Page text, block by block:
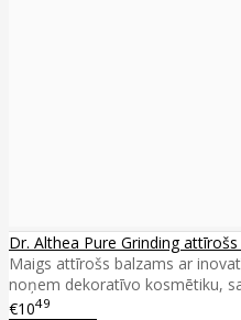
Dr. Althea Pure Grinding
Maigs attīrošs balzams ar
noņem dekoratīvo kosmētiku,
€1049